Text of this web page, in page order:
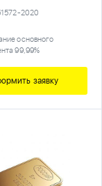
2020
основного
99,99%
заявку